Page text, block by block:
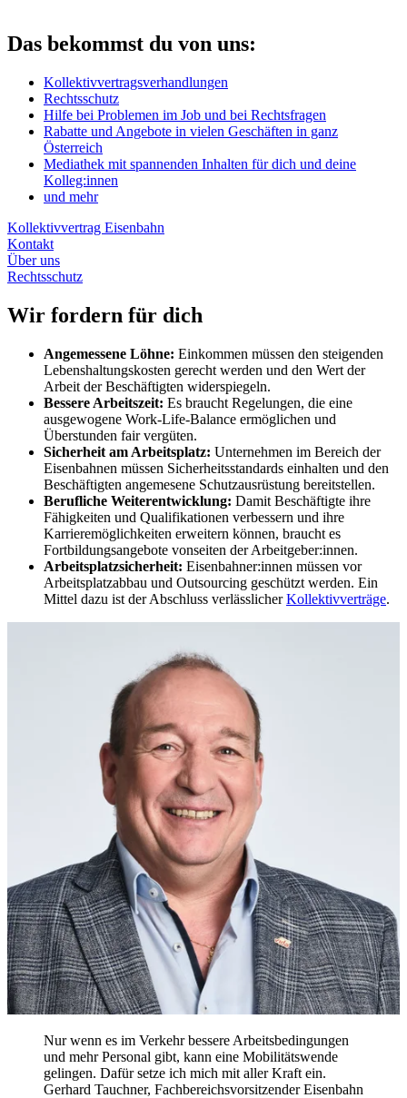
Das bekommst du von uns:
Kollektivvertragsverhandlungen
Rechtsschutz
Hilfe bei Problemen im Job und bei Rechtsfragen
Rabatte und Angebote in vielen Geschäften in ganz
Österreich
Mediathek mit spannenden Inhalten für dich und deine
Kolleg:innen
und mehr
Kollektivvertrag Eisenbahn
Kontakt
Über uns
Rechtsschutz
Wir fordern für dich
Angemessene Löhne: Einkommen müssen den steigenden
Lebenshaltungskosten gerecht werden und den Wert der
Arbeit der Beschäftigten widerspiegeln.
Bessere Arbeitszeit: Es braucht Regelungen, die eine
ausgewogene Work-Life-Balance ermöglichen und
Überstunden fair vergüten.
Sicherheit am Arbeitsplatz: Unternehmen im Bereich der
Eisenbahnen müssen Sicherheitsstandards einhalten und den
Beschäftigten angemesene Schutzausrüstung bereitstellen.
Berufliche Weiterentwicklung: Damit Beschäftigte ihre
Fähigkeiten und Qualifikationen verbessern und ihre
Karrieremöglichkeiten erweitern können, braucht es
Fortbildungsangebote vonseiten der Arbeitgeber:innen.
Arbeitsplatzsicherheit: Eisenbahner:innen müssen vor
Arbeitsplatzabbau und Outsourcing geschützt werden. Ein
Mittel dazu ist der Abschluss verlässlicherKollektivverträge.
Nur wenn es im Verkehr bessere Arbeitsbedingungen
und mehr Personal gibt, kann eine Mobilitätswende
gelingen. Dafür setze ich mich mit aller Kraft ein.
Gerhard Tauchner, Fachbereichsvorsitzender Eisenbahn